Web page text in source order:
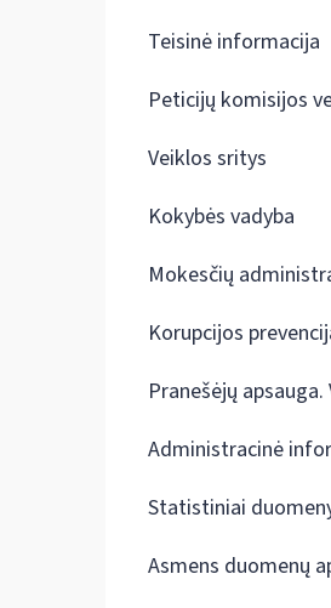
Teisinė informacija
Peticijų komisijos
Veiklos sritys
Kokybės vadyba
Mokesčių
Korupcijos
Pranešėjų
Administracinė
Statistiniai
Asmens duomenų